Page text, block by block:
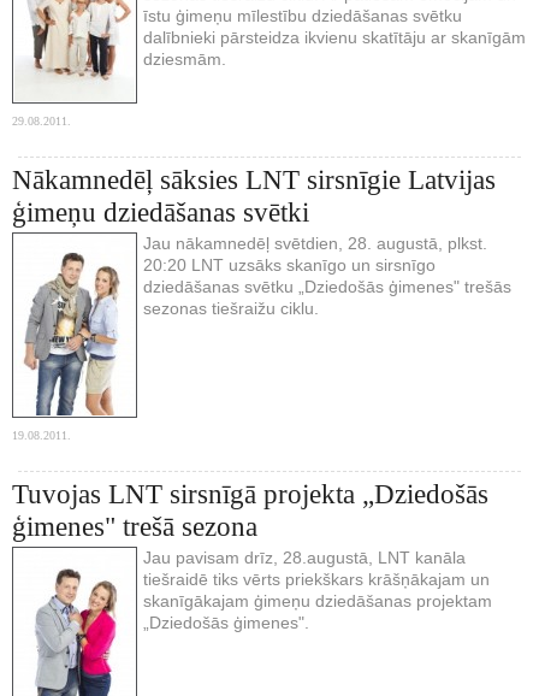
īstu ģimeņu mīlestību dziedāšanas svētku
dalībnieki pārsteidza ikvienu skatītāju ar skanīgām
dziesmām.
29.08.2011.
Nākamnedēļ sāksies LNT sirsnīgie Latvijas
ģimeņu dziedāšanas svētki
Jau nākamnedēļ svētdien, 28. augustā, plkst.
20:20 LNT uzsāks skanīgo un sirsnīgo
dziedāšanas svētku „Dziedošās ģimenes" trešās
sezonas tiešraižu ciklu.
19.08.2011.
Tuvojas LNT sirsnīgā projekta „Dziedošās
ģimenes" trešā sezona
Jau pavisam drīz, 28.augustā, LNT kanāla
tiešraidē tiks vērts priekškars krāšņākajam un
skanīgākajam ģimeņu dziedāšanas projektam
„Dziedošās ģimenes".